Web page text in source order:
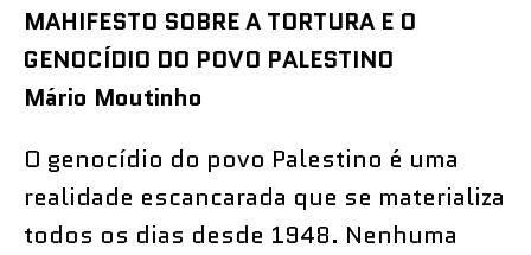
MAHIFESTO SOBRE A TORTURA E O
GENOCÍDIO DO POVO PALESTINO
Mário Moutinho
O genocídio do povo Palestino é uma
realidade escancarada que se materializa
todos os dias desde 1948. Nenhuma